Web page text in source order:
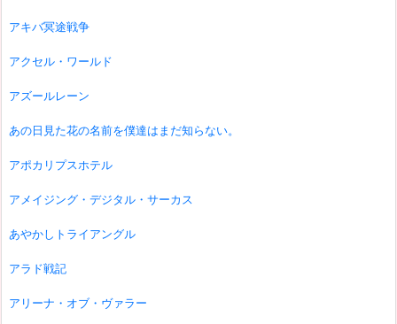
アキバ冥途戦争
アクセル・ワールド
アズールレーン
あの日見た花の名前を僕達はまだ知らない。
アポカリプスホテル
アメイジング・デジタル・サーカス
あやかしトライアングル
アラド戦記
アリーナ・オブ・ヴァラー